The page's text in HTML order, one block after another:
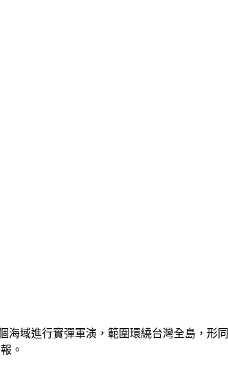
海域進行實彈軍演，範圍環繞台灣全島，形
。